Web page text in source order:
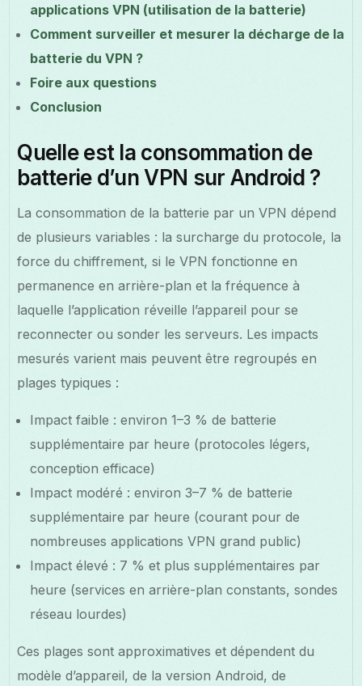
applications VPN (utilisation de la batterie)
Comment surveiller et mesurer la décharge de la
batterie du VPN ?
Foire aux questions
Conclusion
Quelle est la consommation de
batterie d’un VPN sur Android ?
La consommation de la batterie par un VPN dépend
de plusieurs variables : la surcharge du protocole, la
force du chiffrement, si le VPN fonctionne en
permanence en arrière-plan et la fréquence à
laquelle l’application réveille l’appareil pour se
reconnecter ou sonder les serveurs. Les impacts
mesurés varient mais peuvent être regroupés en
plages typiques :
Impact faible : environ 1–3 % de batterie
supplémentaire par heure (protocoles légers,
conception efficace)
Impact modéré : environ 3–7 % de batterie
supplémentaire par heure (courant pour de
nombreuses applications VPN grand public)
Impact élevé : 7 % et plus supplémentaires par
heure (services en arrière-plan constants, sondes
réseau lourdes)
Ces plages sont approximatives et dépendent du
modèle d’appareil, de la version Android, de